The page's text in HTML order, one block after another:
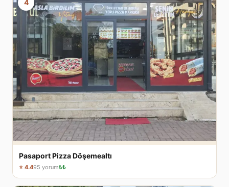
4
Pasaport Pizza Döşemealtı
⭐ 4.495 yorum₺₺